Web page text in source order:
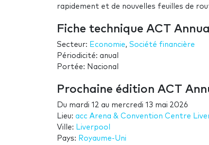
rapidement et de nouvelles feuilles de
Fiche technique ACT
Secteur: Economie, Société financière
Périodicité: anual
Portée: Nacional
Prochaine édition ACT
Du mardi 12 au mercredi 13 mai 2026
Lieu: acc Arena & Convention Centre
Ville: Liverpool
Pays: Royaume-Uni